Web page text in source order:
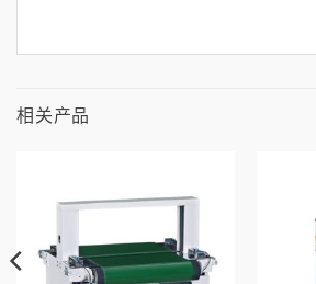
相关产品